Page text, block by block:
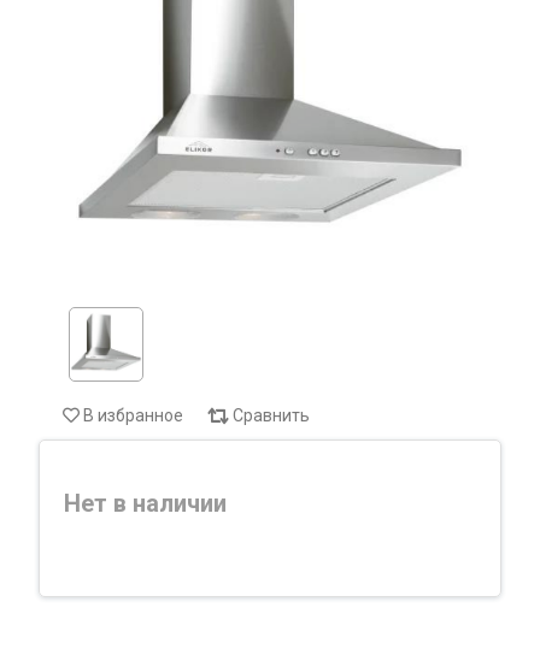
В избранное Сравнить
Нет в наличии